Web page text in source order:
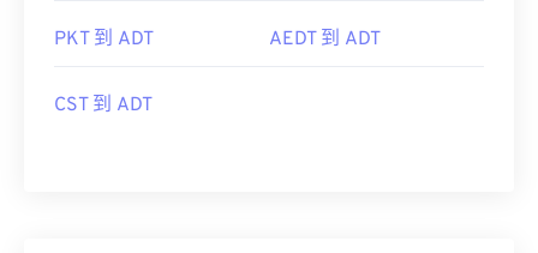
PKT 到 ADT AEDT 到 ADT
CST 到 ADT